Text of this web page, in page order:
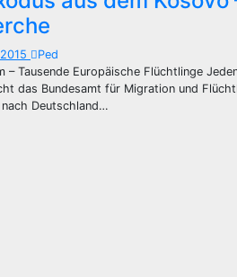
Ped
– Tausende Europäische Flüchtlinge
das Bundesamt für Migration und
Deutschland…